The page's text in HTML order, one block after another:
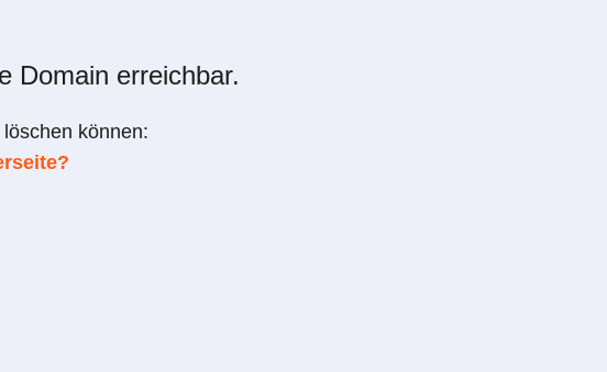
Domain erreichbar.
können: